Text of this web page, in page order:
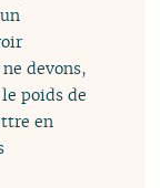
devons,
poids de
en